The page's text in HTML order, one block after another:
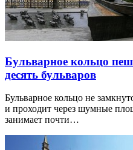
Бульварное кольцо
десять бульваров
Бульварное кольцо не
и проходит через шумные
занимает почти…